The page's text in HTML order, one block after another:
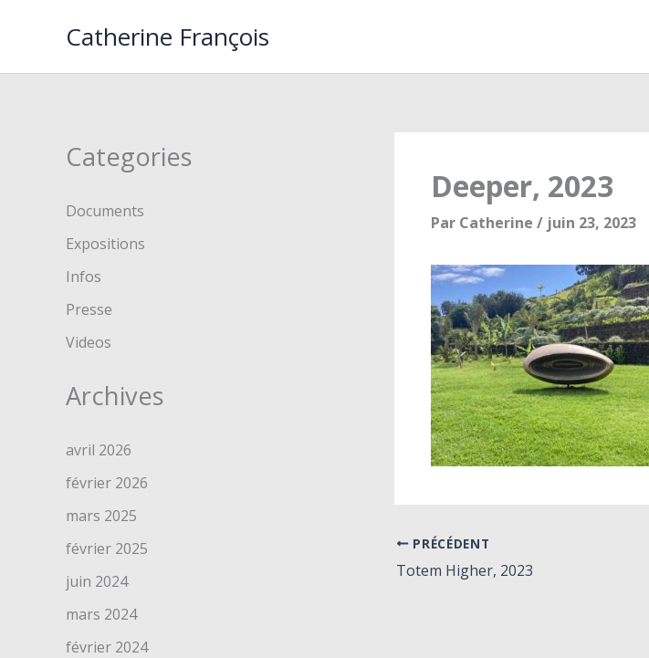
Catherine François
Categories
Documents
Expositions
Infos
Presse
Videos
Archives
avril 2026
février 2026
mars 2025
février 2025
juin 2024
mars 2024
février 2024
Deeper, 2023
Par Catherine / juin 23, 2023
PRÉCÉDENT
Totem Higher, 2023